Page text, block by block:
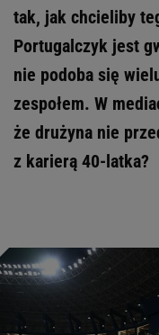
tak, jak chcieliby
Portugalczyk jest
nie podoba się
zespołem. W
że drużyna nie
z karierą 40-latka?